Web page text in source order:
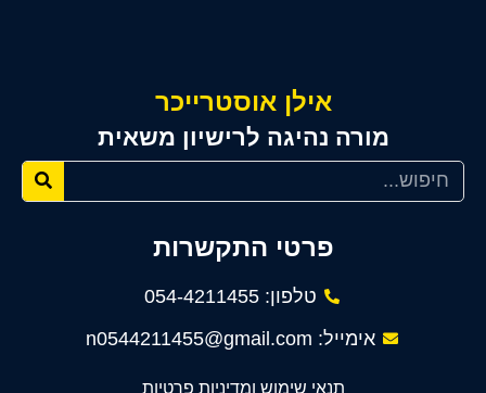
פרטי התקשרות
טלפון: 054-4211455
אימייל: n0544211455@gmail.com
תנאי שימוש ומדיניות פרטיות
אילן אוסטרייכר
מורה נהיגה לרישיון משאית